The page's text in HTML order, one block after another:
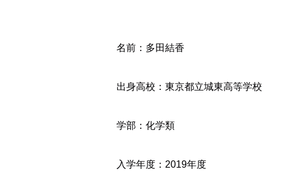
名前：多田結香
出身高校：東京都立城東高等学校
学部：化学類
入学年度：2019年度